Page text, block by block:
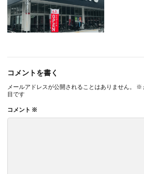
コメントを書く
メールアドレスが公開されることはありません。 ※
目です
コメント ※